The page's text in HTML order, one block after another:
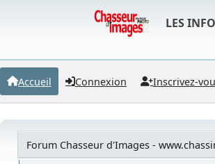
LES
Accueil Connexion Inscrivez-
Forum Chasseur d'Images -